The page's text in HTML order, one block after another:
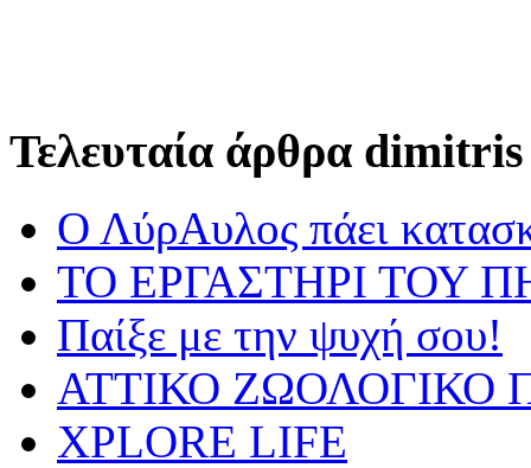
Τελευταία άρθρα dimitris
Ο ΛύρΑυλος πάει
ΤΟ ΕΡΓΑΣΤΗΡΙ ΤΟΥ
Παίξε με την ψυχή σου!
ΑΤΤΙΚΟ ΖΩΟΛΟΓΙΚΟ
XPLORE LIFE